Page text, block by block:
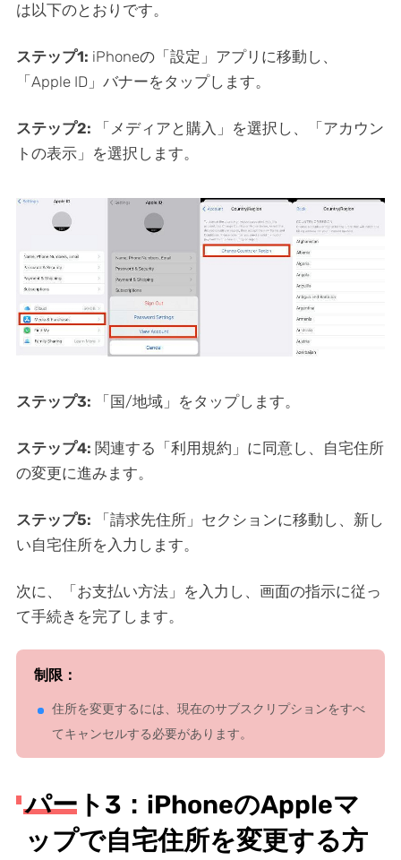
は以下のとおりです。
ステップ1: iPhoneの「設定」アプリに移動し、
「Apple ID」バナーをタップします。
ステップ2:
「メディアと購入」を選択し、「アカウン
トの表示」を選択します。
ステップ3: 「国/地域」をタップします。
ステップ4: 関連する「利用規約」に同意し、自宅住所
の変更に進みます。
ステップ5:
「請求先住所」セクションに移動し、新し
い自宅住所を入力します。
次に、「お支払い方法」を入力し、画面の指示に従っ
て手続きを完了します。
制限：
住所を変更するには、現在のサブスクリプションをすべ
てキャンセルする必要があります。
パート3：iPhoneのAppleマ
ップで自宅住所を変更する方